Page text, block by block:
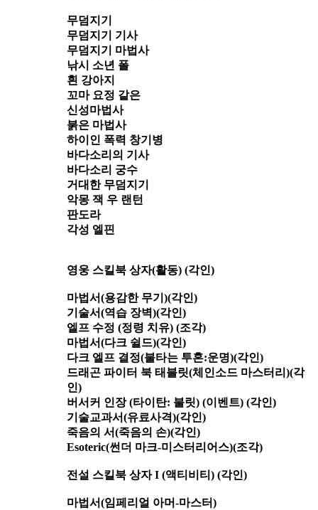
무덤지기
무덤지기 기사
무덤지기 마법사
낚시 소년 폴
흰 강아지
꼬마 요정 같은
신성마법사
붉은 마법사
하이인 폭력 창기병
바다소리의 기사
바다소리 궁수
거대한 무덤지기
악몽 잭 우 랜턴
판도라
각성 엘핀
영웅 스킬북 상자(활동) (각인)
마법서(용감한 무기)(각인)
기술서(역습 장벽)(각인)
엘프 수정 (정령 치유) (조각)
마법서(다크 쉴드)(각인)
다크 엘프 결정(불타는 투혼:운명)(각인)
드래곤 파이터 북 태블릿(체인소드 ​​마스터리)(각
인)
버서커 인장 (타이탄: 불릿) (이벤트) (각인)
기술교과서(유료사격)(각인)
죽음의 서(죽음의 손)(각인)
Esoteric(썬더 마크-미스터리어스)(조각)
전설 스킬북 상자 I (액티비티) (각인)
마법서(임페리얼 아머-마스터)